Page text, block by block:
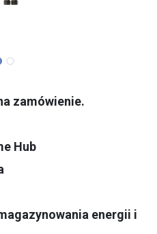
zamówienie.
Hub
energii i